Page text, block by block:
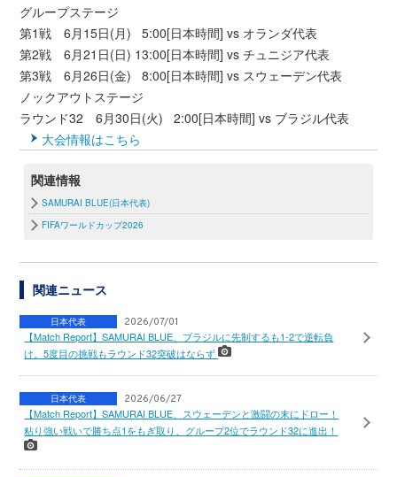
グループステージ
第1戦 6月15日(月) 5:00[日本時間] vs オランダ代表
第2戦 6月21日(日) 13:00[日本時間] vs チュニジア代表
第3戦 6月26日(金) 8:00[日本時間] vs スウェーデン代表
ノックアウトステージ
ラウンド32 6月30日(火) 2:00[日本時間] vs ブラジル代表
大会情報はこちら
関連情報
SAMURAI BLUE(日本代表)
FIFAワールドカップ2026
関連ニュース
日本代表 2026/07/01
【Match Report】SAMURAI BLUE、ブラジルに先制するも1-2で逆転負
け。5度目の挑戦もラウンド32突破はならず
日本代表 2026/06/27
【Match Report】SAMURAI BLUE、スウェーデンと激闘の末にドロー！
粘り強い戦いで勝ち点1をもぎ取り、グループ2位でラウンド32に進出！